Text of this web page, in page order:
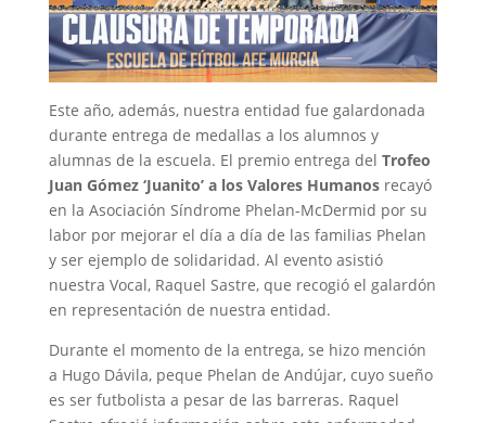
Este año, además, nuestra entidad fue galardonada
durante entrega de medallas a los alumnos y
alumnas de la escuela. El premio entrega del Trofeo
Juan Gómez ‘Juanito’ a los Valores Humanosrecayó
en la Asociación Síndrome Phelan-McDermid por su
labor por mejorar el día a día de las familias Phelan
y ser ejemplo de solidaridad. Al evento asistió
nuestra Vocal, Raquel Sastre, que recogió el galardón
en representación de nuestra entidad.
Durante el momento de la entrega, se hizo mención
a Hugo Dávila, peque Phelan de Andújar, cuyo sueño
es ser futbolista a pesar de las barreras. Raquel